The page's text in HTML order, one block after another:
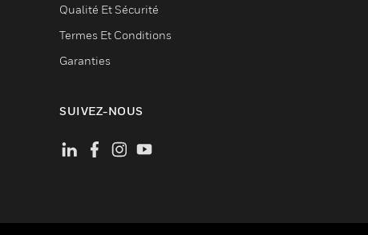
Qualité Et Sécurité
Termes Et Conditions
Garanties
SUIVEZ-NOUS